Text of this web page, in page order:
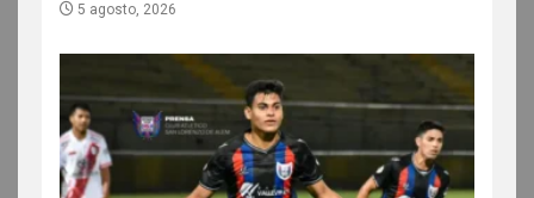
5 agosto, 2026